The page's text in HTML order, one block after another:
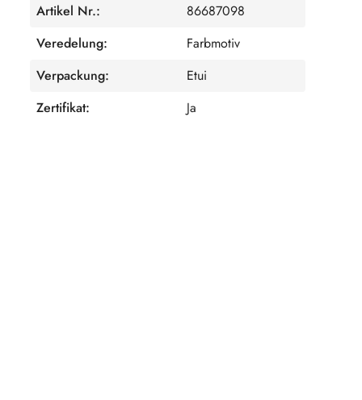
Artikel Nr.:
86687098
Veredelung:
Farbmotiv
Verpackung:
Etui
Zertifikat:
Ja